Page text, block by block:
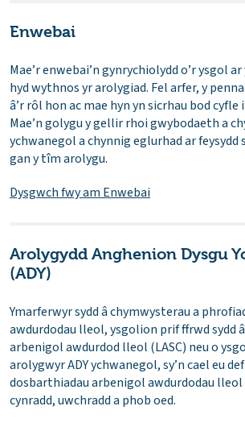
Enwebai
Mae’r enwebai’n gynrychiolydd o’r ysgol
hyd wythnos yr arolygiad. Fel arfer, y
â’r rôl hon ac mae hyn yn sicrhau bod cyfle
Mae’n golygu y gellir rhoi gwybodaeth a
ychwanegol a chynnig eglurhad ar feysydd
gan y tîm arolygu.
Dysgwch fwy am Enwebai
Arolygydd Anghenion Dysgu
(ADY)
Ymarferwyr sydd â chymwysterau a
awdurdodau lleol, ysgolion prif ffrwd sydd
arbenigol awdurdod lleol (LASC) neu o
arolygwyr ADY ychwanegol, sy’n cael eu
dosbarthiadau arbenigol awdurdodau
cynradd, uwchradd a phob oed.